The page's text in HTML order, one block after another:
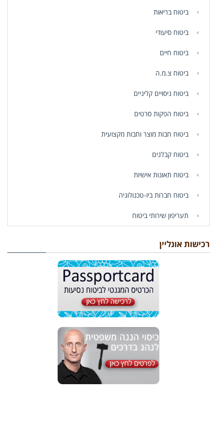
ביטוח בריאות
ביטוח סיעודי
ביטוח חיים
ביטוח צ.מ.ה
ביטוח ניסויים קליניים
ביטוח הפקות סרטים
ביטוח חבות מוצר וחבות מקצועית
ביטוח קבלנים
ביטוח תאונות אישיות
ביטוח חברות ביו-טכנולוגיה
תעריפון שירותי ביטוח
רכישות אונליין